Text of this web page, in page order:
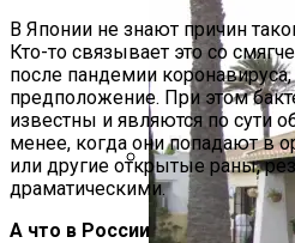
Москве
В Японии не знают причин
Кто-то связывает это со
после пандемии коронавируса,
предположение. При этом
известны и являются по сути
менее, когда они попадают в
или другие открытые раны,
драматическими.
А что в России